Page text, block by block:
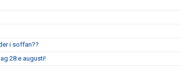
i soffan??
28:e augusti!